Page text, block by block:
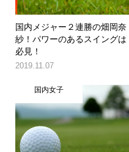
国内メジャー２連勝の畑岡奈
紗！パワーのあるスイングは
必見！
2019.11.07
国内女子